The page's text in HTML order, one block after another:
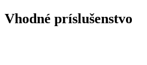
Vhodné príslušenstvo